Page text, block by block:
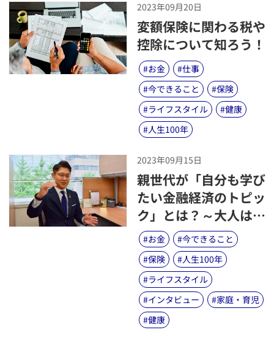
2023年09月20日
​変額保険に関わる税や
控除について知ろう！
#お金 #仕事
#今できること #保険
#ライフスタイル #健康
#人生100年
2023年09月15日
​親世代が「自分も学び
たい金融経済のトピッ
ク」とは？～大人はた
だ学ぶよりも、信頼で
きる「聞けるひと」探
しの方が重要～
#お金 #今できること
#保険 #人生100年
#ライフスタイル
#インタビュー #家庭・育児
#健康